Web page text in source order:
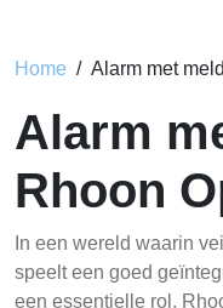
Home Alarm met
Alarm
Rhoon
In een wereld waarin
speelt een goed
een essentielle rol.